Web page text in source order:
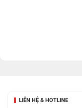
– ASUS CrashFree
LIÊN HỆ & HOTLINE